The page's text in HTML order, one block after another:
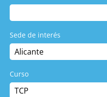
Sede de interés
Curso